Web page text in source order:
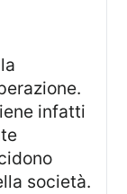
infatti
società.